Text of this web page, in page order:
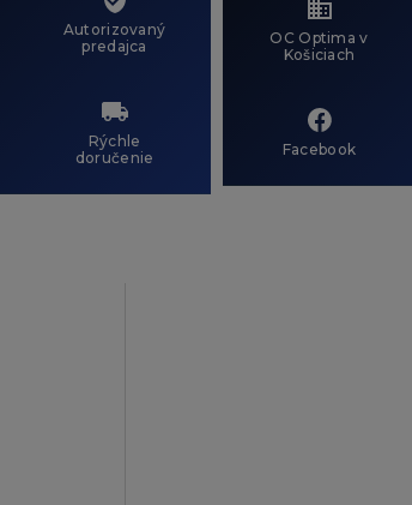
Autorizovaný
predajca
Rýchle
doručenie
OC Optima v
Košiciach
Facebook